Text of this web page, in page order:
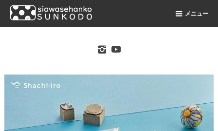
メニュー